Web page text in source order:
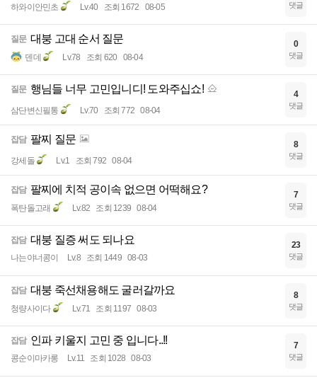
하와이안민초 Lv.40 조회 1672 08-05 댓글
질문 대붕 고대 순서 질문
덴데 Lv.78 조회 620 08-04
0
댓글
질문 행님들 너무 고민입니디! 도와주십쇼!
삼단변신필통 Lv.70 조회 772 08-04
4
댓글
잡담 팔찌 질문
강세돌 Lv.1 조회 792 08-04
8
댓글
잡담 팔찌에 치적 공이속 없으면 어떡해요?
폭탄돌고래 Lv.82 조회 1239 08-04
7
댓글
잡담 대붕 질증 써도 되나요
나는야너콩이 Lv.8 조회 1449 08-03
23
댓글
잡담 대붕 죽선채용해도 굴러갈까요
청량사이다 Lv.71 조회 1197 08-03
8
댓글
잡담 인파 키울지 고민 중 입니다..!!
콩순이마카롱 Lv.11 조회 1028 08-03
7
댓글